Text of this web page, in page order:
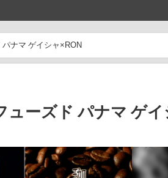
ナマ ゲイシャ×RON
ューズド パナマ ゲイ